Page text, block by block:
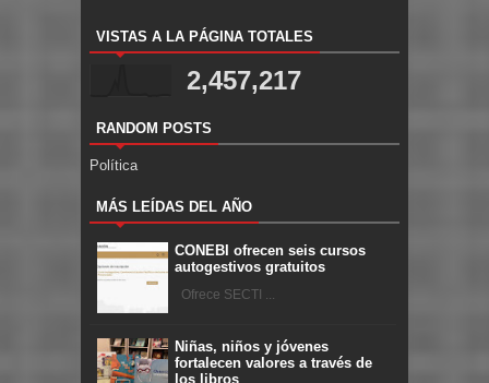
VISTAS A LA PÁGINA TOTALES
2,457,217
RANDOM POSTS
Política
MÁS LEÍDAS DEL AÑO
CONEBI ofrecen seis cursos
autogestivos gratuitos
Ofrece SECTI ...
Niñas, niños y jóvenes
fortalecen valores a través de
los libros